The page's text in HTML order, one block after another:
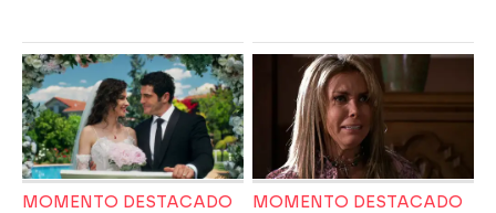
MOMENTO DESTACADO MOMENTO DESTACADO